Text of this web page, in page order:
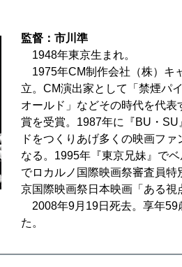
監督：市川準
1948年東京生まれ。
1975年CM制作会社（株）キ
立。CM演出家として「禁煙パ
オールド」などその時代を代
賞を受賞。1987年に『BU・
ドをつくりあげ多くの映画フ
なる。1995年『東京兄妹』で
でロカルノ国際映画祭審査員
京国際映画祭日本映画「ある視
2008年9月19日死去。享年59
た。